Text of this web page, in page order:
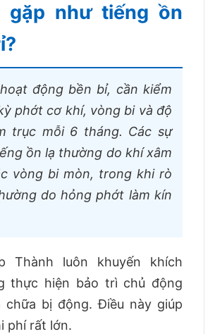
gặp như tiếng ồn
động bền bỉ, cần kiểm
phớt cơ khí, vòng bi và độ
trục mỗi 6 tháng. Các sự
ồn lạ thường do khí xâm
vòng bi mòn, trong khi rò
do hỏng phớt làm kín
Thành luôn khuyến khích
thực hiện bảo trì chủ động
chữa bị động. Điều này giúp
phí rất lớn.